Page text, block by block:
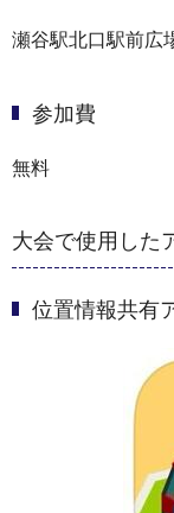
瀬谷駅北口駅前広
参加費
無料
大会で使用した
位置情報共有